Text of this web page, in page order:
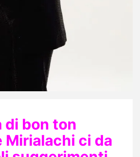
di bon ton
Mirialachi ci da